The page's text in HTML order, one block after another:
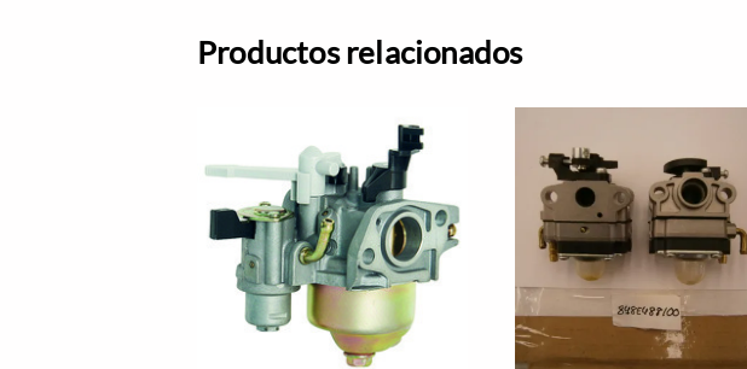
Productos relacionados